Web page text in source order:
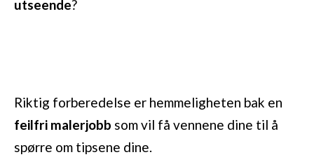
utseende?
Riktig forberedelse er hemmeligheten bak en
feilfri malerjobb som vil få vennene dine til å
spørre om tipsene dine.